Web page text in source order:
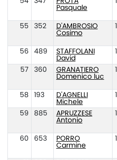
Pasquale
55
352
D'AMBROSIO
Cosimo
56
489
STAFFOLANI
David
57
360
GRANATIERO
Domenico luc
58
193
D'AGNELLI
Michele
59
885
APRUZZESE
Antonio
60
653
PORRO
Carmine